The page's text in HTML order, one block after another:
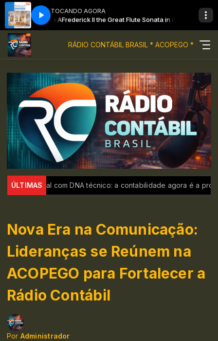
TOCANDO AGORA
Side A Frederick II the Great Flute Sonata in C minor Side A
RÁDIO CONTÁBIL BRASIL * ACOPEGO *
ÚLTIMAS
com DNA técnico: a contabilidade agora é a prova-rei nas
Nova Era na Comunicação:
Lideranças se Reúnem na
ACOPEGO para Fortalecer a
Rádio Contábil
Por Administrador